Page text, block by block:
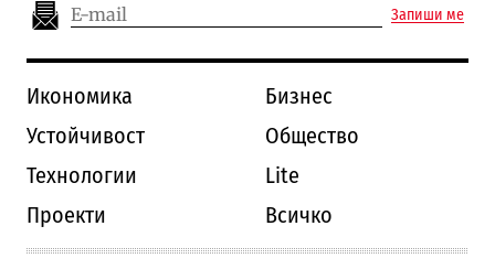
Запиши ме
Икономика
Бизнес
Устойчивост
Общество
Технологии
Lite
Проекти
Всичко